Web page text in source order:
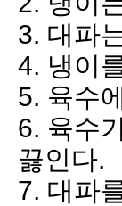
3. 대파
4. 냉이
5. 육수
6. 육수
끓인다.
7. 대파